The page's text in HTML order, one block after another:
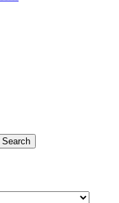
Search